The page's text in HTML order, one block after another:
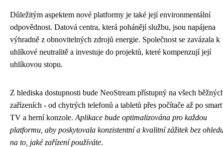
Důležitým aspektem nové platformy je také její environmentální
odpovědnost. Datová centra, která pohánějí službu, jsou napájena
výhradně z obnovitelných zdrojů energie. Společnost se zavázala k
uhlíkové neutralitě a investuje do projektů, které kompenzují její
uhlíkovou stopu.
Z hlediska dostupnosti bude NeoStream přístupný na všech
zařízeních - od chytrých telefonů a tabletů přes počítače až po smart
TV a herní konzole. Aplikace bude optimalizována pro každou
platformu, aby poskytovala konzistentní a kvalitní zážitek bez
na to, jaké zařízení používáte.